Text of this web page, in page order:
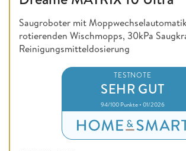
Saugroboter mit
rotierenden Wischmopps, 30kPa
Reinigungsmitteldosierung
TESTNOTE
SEHR GUT
94/100 Punkte • 01/2026